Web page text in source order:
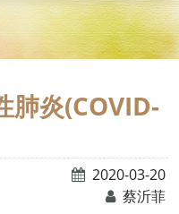
肺炎(COVID-
2020-03-20
蔡沂菲